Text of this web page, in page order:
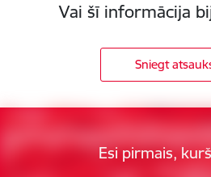
Vai šī informācija
Sniegt
Esi pirmais,